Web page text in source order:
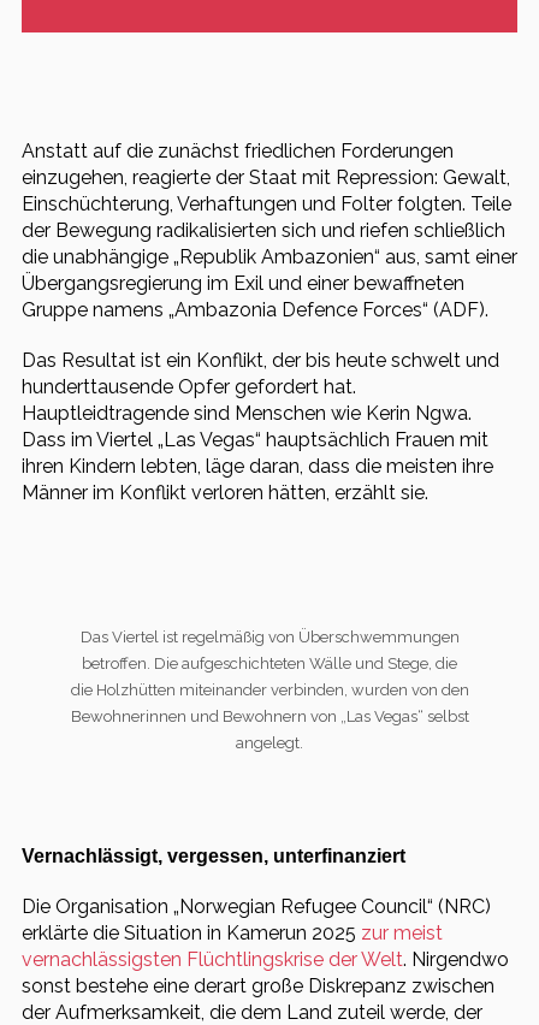
Anstatt auf die zunächst friedlichen Forderungen
einzugehen, reagierte der Staat mit Repression: Gewalt,
Einschüchterung, Verhaftungen und Folter folgten. Teile
der Bewegung radikalisierten sich und riefen schließlich
die unabhängige „Republik Ambazonien“ aus, samt einer
Übergangsregierung im Exil und einer bewaffneten
Gruppe namens „Ambazonia Defence Forces“ (ADF).
Das Resultat ist ein Konflikt, der bis heute schwelt und
hunderttausende Opfer gefordert hat.
Hauptleidtragende sind Menschen wie Kerin Ngwa.
Dass im Viertel „Las Vegas“ hauptsächlich Frauen mit
ihren Kindern lebten, läge daran, dass die meisten ihre
Männer im Konflikt verloren hätten, erzählt sie.
Das Viertel ist regelmäßig von Überschwemmungen
betroffen. Die aufgeschichteten Wälle und Stege, die
die Holzhütten miteinander verbinden, wurden von den
Bewohnerinnen und Bewohnern von „Las Vegas“ selbst
angelegt.
Vernachlässigt, vergessen, unterfinanziert
Die Organisation „Norwegian Refugee Council“ (NRC)
erklärte die Situation in Kamerun 2025 zur meist
vernachlässigsten Flüchtlingskrise der Welt. Nirgendwo
sonst bestehe eine derart große Diskrepanz zwischen
der Aufmerksamkeit, die dem Land zuteil werde, der